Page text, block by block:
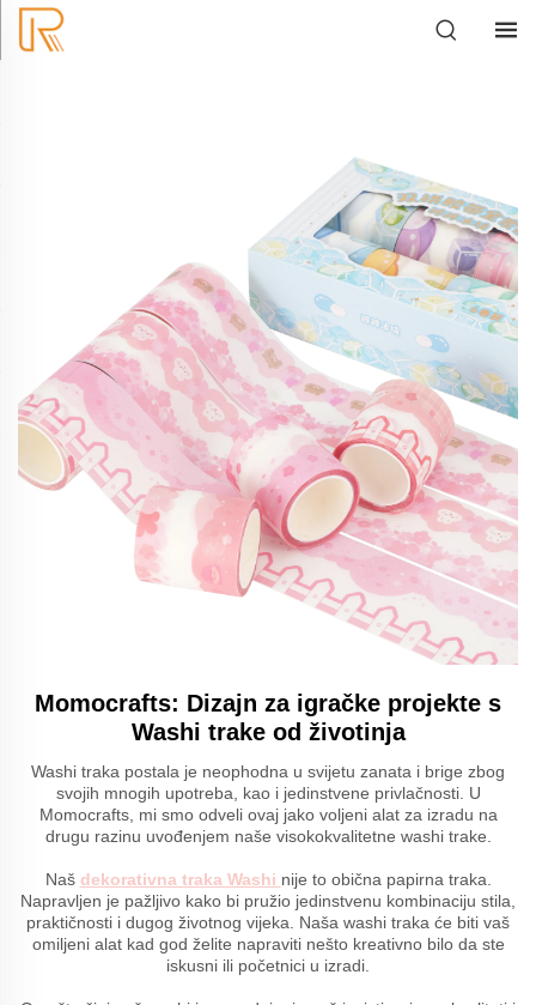
Momocrafts: Dizajn za igračke projekte s
Washi trake od životinja
Washi traka postala je neophodna u svijetu zanata i brige zbog
svojih mnogih upotreba, kao i jedinstvene privlačnosti. U
Momocrafts, mi smo odveli ovaj jako voljeni alat za izradu na
drugu razinu uvođenjem naše visokokvalitetne washi trake.
Naš dekorativna traka Washi nije to obična papirna traka.
Napravljen je pažljivo kako bi pružio jedinstvenu kombinaciju stila,
praktičnosti i dugog životnog vijeka. Naša washi traka će biti vaš
omiljeni alat kad god želite napraviti nešto kreativno bilo da ste
iskusni ili početnici u izradi.